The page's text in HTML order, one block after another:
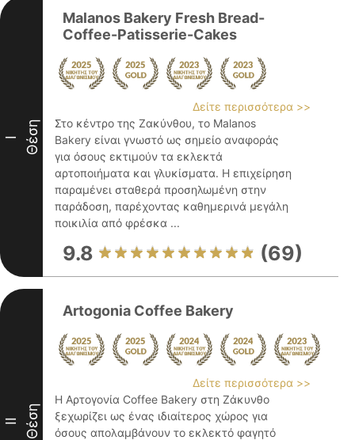
I Θέση
Malanos Bakery Fresh Bread-
Coffee-Patisserie-Cakes
Δείτε περισσότερα >>
Στο κέντρο της Ζακύνθου, το Malanos
Bakery είναι γνωστό ως σημείο αναφοράς
για όσους εκτιμούν τα εκλεκτά
αρτοποιήματα και γλυκίσματα. Η επιχείρηση
παραμένει σταθερά προσηλωμένη στην
παράδοση, παρέχοντας καθημερινά μεγάλη
ποικιλία από φρέσκα ...
9.8 (69)
II Θέση
Artogonia Coffee Bakery
Δείτε περισσότερα >>
Η Αρτογονία Coffee Bakery στη Ζάκυνθο
ξεχωρίζει ως ένας ιδιαίτερος χώρος για
όσους απολαμβάνουν το εκλεκτό φαγητό